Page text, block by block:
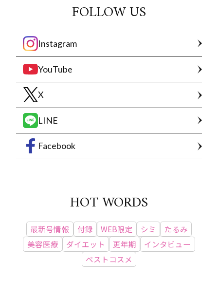
FOLLOW US
Instagram
YouTube
X
LINE
Facebook
HOT WORDS
最新号情報 付録 WEB限定 シミ
たるみ
美容医療
ダイエット 更年期
インタビュー
ベストコスメ